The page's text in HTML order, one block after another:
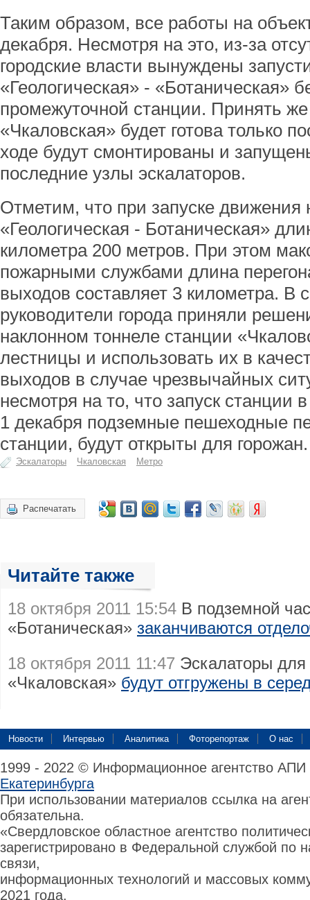
Таким образом, все работы на
декабря. Несмотря на это, из-за
городские власти вынуждены
«Геологическая» - «Ботаническая»
промежуточной станции. Принять
«Чкаловская» будет готова только
ходе будут смонтированы и
последние узлы эскалаторов.
Отметим, что при запуске движения
«Геологическая - Ботаническая»
километра 200 метров. При этом
пожарными службами длина
выходов составляет 3 километра. В
руководители города приняли
наклонном тоннеле станции
лестницы и использовать их в
выходов в случае чрезвычайных
несмотря на то, что запуск станции
1 декабря подземные пешеходные
станции, будут открыты для горожан.
Эскалаторы Чкаловская Метро
Распечатать
Читайте также
18 октября 2011 15:54 В подземной
«Ботаническая» заканчиваются
18 октября 2011 11:47 Эскалаторы для
«Чкаловская» будут отгружены в
Новости Интервью Аналитика Фоторепортаж О нас
1999 - 2022 © Информационное агентство
Екатеринбурга
При использовании материалов ссылка на
обязательна.
«Свердловское областное агентство
зарегистрировано в Федеральной службой по
связи,
информационных технологий и массовых
2021 года.